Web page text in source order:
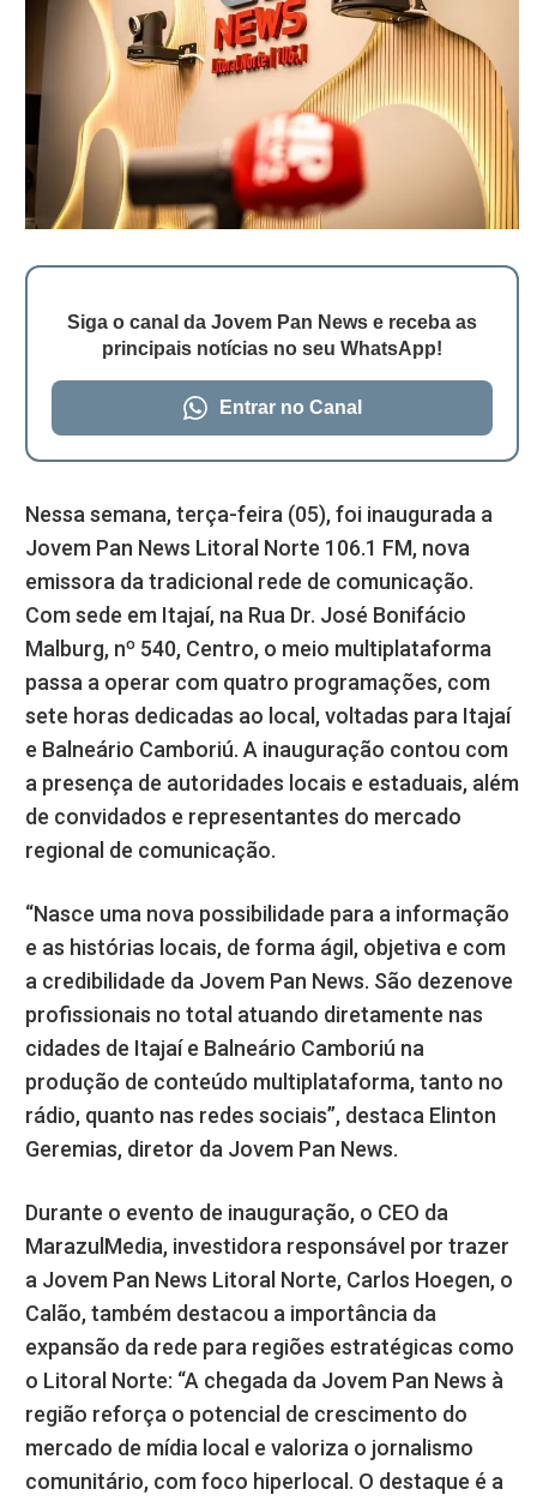
Siga o canal da Jovem Pan News e receba as
principais notícias no seu WhatsApp!
Entrar no Canal
Nessa semana, terça-feira (05), foi inaugurada a
Jovem Pan News Litoral Norte 106.1 FM, nova
emissora da tradicional rede de comunicação.
Com sede em Itajaí, na Rua Dr. José Bonifácio
Malburg, nº 540, Centro, o meio multiplataforma
passa a operar com quatro programações, com
sete horas dedicadas ao local, voltadas para Itajaí
e Balneário Camboriú. A inauguração contou com
a presença de autoridades locais e estaduais, além
de convidados e representantes do mercado
regional de comunicação.
“Nasce uma nova possibilidade para a informação
e as histórias locais, de forma ágil, objetiva e com
a credibilidade da Jovem Pan News. São dezenove
profissionais no total atuando diretamente nas
cidades de Itajaí e Balneário Camboriú na
produção de conteúdo multiplataforma, tanto no
rádio, quanto nas redes sociais”, destaca Elinton
Geremias, diretor da Jovem Pan News.
Durante o evento de inauguração, o CEO da
MarazulMedia, investidora responsável por trazer
a Jovem Pan News Litoral Norte, Carlos Hoegen, o
Calão, também destacou a importância da
expansão da rede para regiões estratégicas como
o Litoral Norte: “A chegada da Jovem Pan News à
região reforça o potencial de crescimento do
mercado de mídia local e valoriza o jornalismo
comunitário, com foco hiperlocal. O destaque é a